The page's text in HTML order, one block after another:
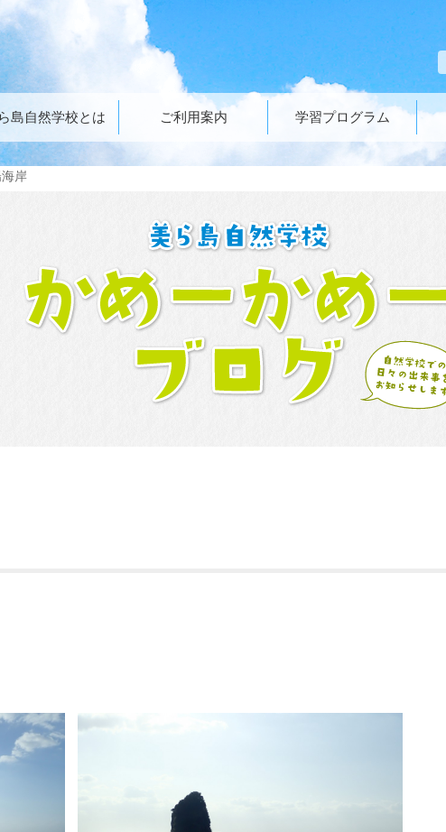
島自然学校とは ご利用案内 学習プログラム
岸